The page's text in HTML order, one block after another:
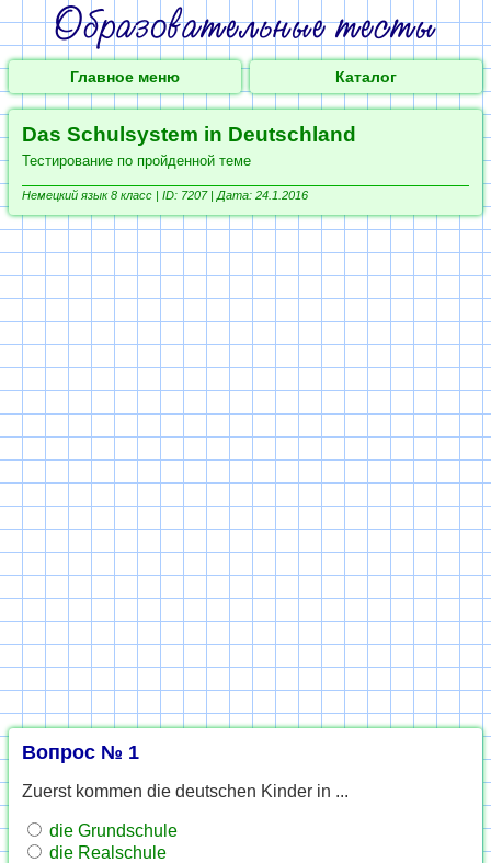
Главное меню Каталог
Das Schulsystem in Deutschland
Тестирование по пройденной теме
Немецкий язык 8 класс | ID: 7207 | Дата: 24.1.2016
Вопрос № 1
Zuerst kommen die deutschen Kinder in ...
die Grundschule
die Realschule